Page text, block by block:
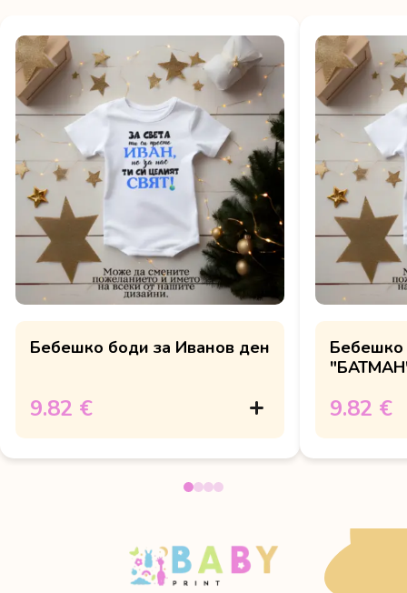
Бебешко боди за Иванов ден
9.82 €
Бебешко
9.82 €